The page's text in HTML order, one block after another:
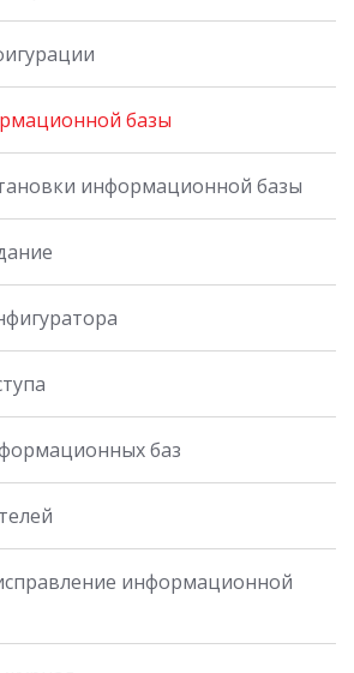
базы
информационной базы
баз
информационной